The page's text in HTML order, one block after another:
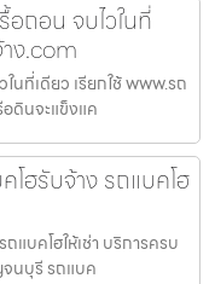
ถอน จบไวในที่
ง.com
ที่เดียว เรียกใช้ www.รถ
ดินจะแข็งแค
โฮรับจ้าง รถแบคโฮ
แบคโฮให้เช่า บริการครบ
จนบุรี รถแบค